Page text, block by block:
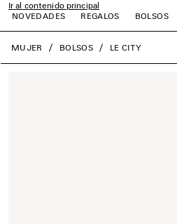
Ir al contenido principal
NOVEDADES
REGALOS BOLSOS
close the banner
MUJER BOLSOS LE CITY